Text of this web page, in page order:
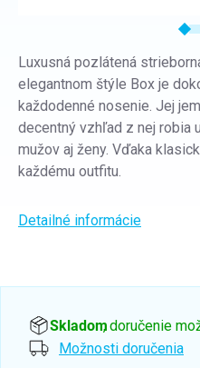
Luxusná pozlátená
elegantnom štýle Box je
každodenné nosenie. Jej
decentný vzhľad z nej robia
mužov aj ženy. Vďaka
každému outfitu.
Detailné informácie
Skladom, doručenie
Možnosti doručenia